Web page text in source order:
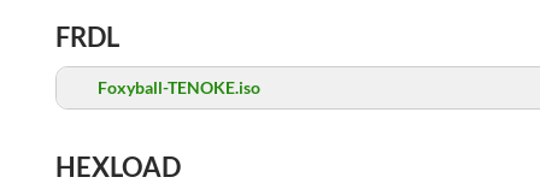
FRDL
Foxyball-TENOKE.iso
HEXLOAD